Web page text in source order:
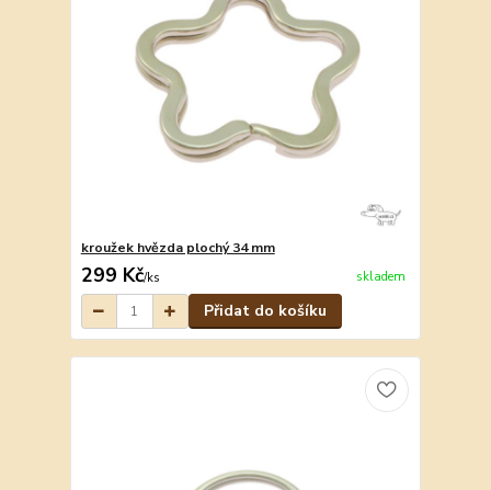
kroužek hvězda plochý 34 mm
299 Kč/ks skladem
Přidat do košíku